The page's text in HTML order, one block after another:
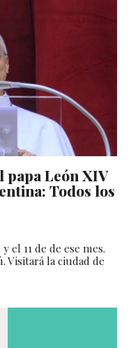
León XIV
Todos los
el 11 de de ese mes.
Visitará la ciudad de